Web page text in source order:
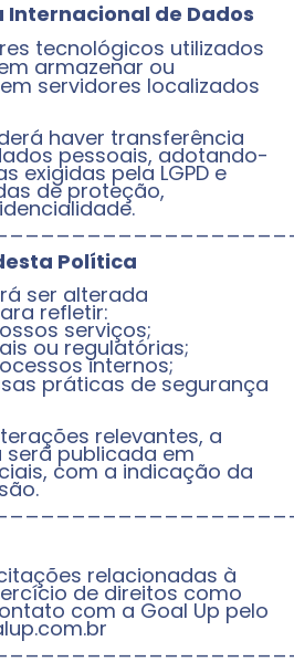
Internacional de Dados
tecnológicos utilizados
armazenar ou
servidores localizados
haver transferência
pessoais, adotando-
exigidas pela LGPD e
de proteção,
Política
ser alterada
refletir:
serviços;
ou regulatórias;
internos;
práticas de segurança
relevantes, a
publicada em
com a indicação da
relacionadas à
de direitos como
com a Goal Up pelo